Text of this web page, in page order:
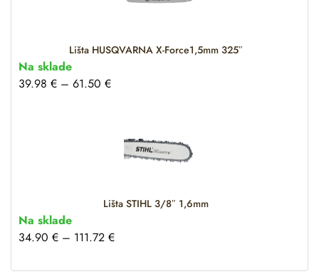
Lišta HUSQVARNA X-Force1,5mm 325″
Na sklade
39.98 € – 61.50 €
Lišta STIHL 3/8″ 1,6mm
Na sklade
34.90 € – 111.72 €